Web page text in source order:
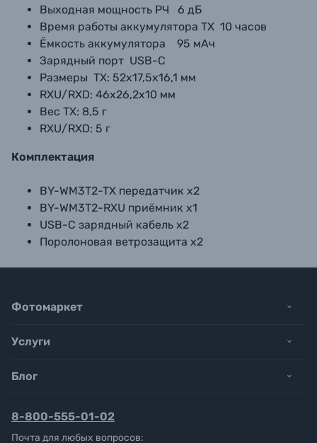
Выходная мощность РЧ 6 дБ
Время работы аккумулятора TX 10 часов
Ёмкость аккумулятора 95 мАч
Зарядный порт USB-C
Размеры TX: 52х17,5х16,1 мм
RXU/RXD: 46х26,2х10 мм
Вес TX: 8,5 г
RXU/RXD: 5 г
Комплектация
BY-WM3T2-TX передатчик х2
BY-WM3T2-RXU приёмник х1
USB-C зарядный кабель х2
Поролоновая ветрозащита х2
Фотомаркет
Услуги
Блог
8-800-555-01-02
Почта для любых вопросов: